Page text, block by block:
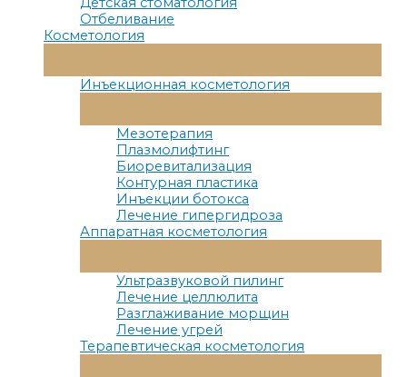
Отбеливание
Косметология
Меню
Инъекционная косметология
Меню
Мезотерапия
Плазмолифтинг
Биоревитализация
Контурная пластика
Инъекции ботокса
Лечение гипергидроза
Аппаратная косметология
Меню
Ультразвуковой пилинг
Лечение целлюлита
Разглаживание морщин
Лечение угрей
Терапевтическая косметология